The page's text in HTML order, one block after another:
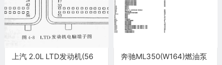
上汽 2.0L LTD发动机(56
奔驰ML350(W164)燃油泵